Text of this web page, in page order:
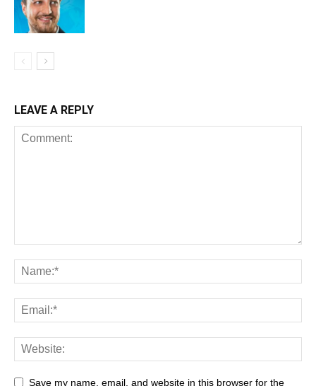
LEAVE A REPLY
Save my name, email, and website in this browser for the